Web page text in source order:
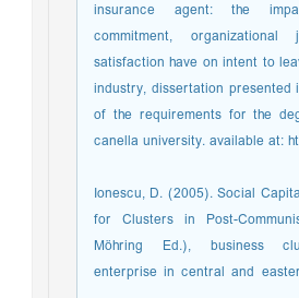
insurance agent: the
commitment,
satisfaction have on intent to
industry, dissertation
of the requirements for the
canella university. available at:
Ionescu, D. (2005). Social
for Clusters in Post-
Möhring Ed.), business
enterprise in central and